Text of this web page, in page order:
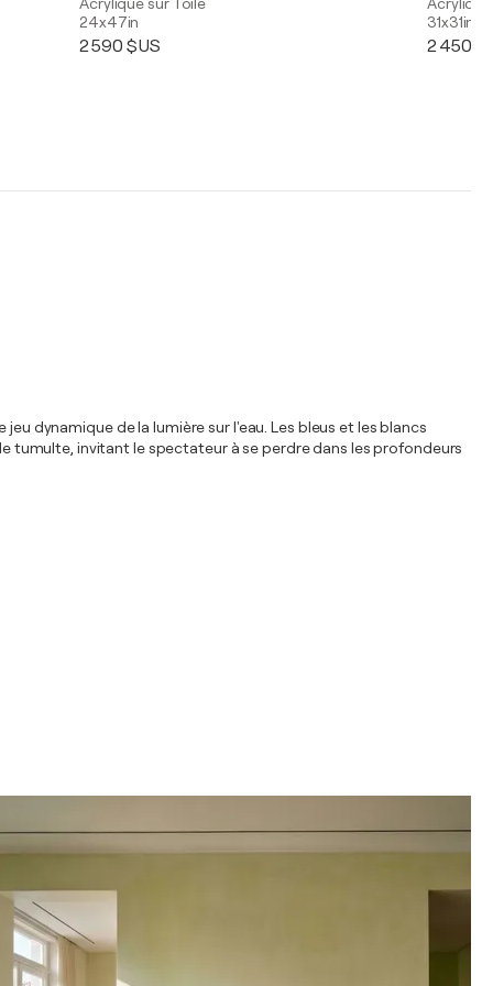
24x47in
2 590 $US
31x31in
2 450
dynamique de la lumière sur l'eau. Les bleus et les blancs
tumulte, invitant le spectateur à se perdre dans les profondeurs